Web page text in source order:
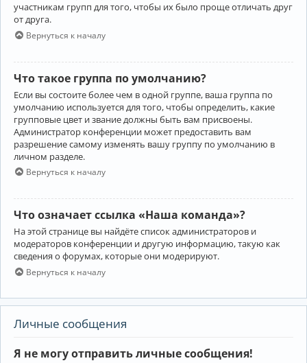
участникам групп для того, чтобы их было проще отличать друг
от друга.
Вернуться к началу
Что такое группа по умолчанию?
Если вы состоите более чем в одной группе, ваша группа по
умолчанию используется для того, чтобы определить, какие
групповые цвет и звание должны быть вам присвоены.
Администратор конференции может предоставить вам
разрешение самому изменять вашу группу по умолчанию в
личном разделе.
Вернуться к началу
Что означает ссылка «Наша команда»?
На этой странице вы найдёте список администраторов и
модераторов конференции и другую информацию, такую как
сведения о форумах, которые они модерируют.
Вернуться к началу
Личные сообщения
Я не могу отправить личные сообщения!